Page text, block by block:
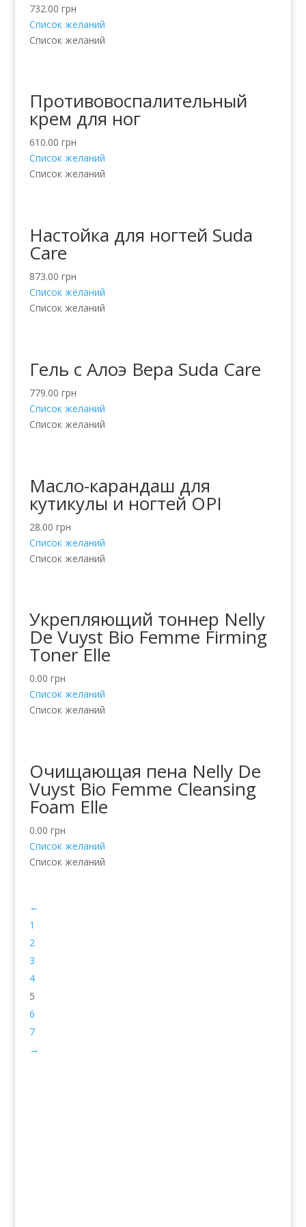
732.00 грн
Список желаний
Список желаний
Противовоспалительный
крем для ног
610.00 грн
Список желаний
Список желаний
Настойка для ногтей Suda
Care
873.00 грн
Список желаний
Список желаний
Гель с Алоэ Вера Suda Care
779.00 грн
Список желаний
Список желаний
Масло-карандаш для
кутикулы и ногтей OPI
28.00 грн
Список желаний
Список желаний
Укрепляющий тоннер Nelly
De Vuyst Bio Femme Firming
Toner Elle
0.00 грн
Список желаний
Список желаний
Очищающая пена Nelly De
Vuyst Bio Femme Cleansing
Foam Elle
0.00 грн
Список желаний
Список желаний
←
1
2
3
4
5
6
7
→